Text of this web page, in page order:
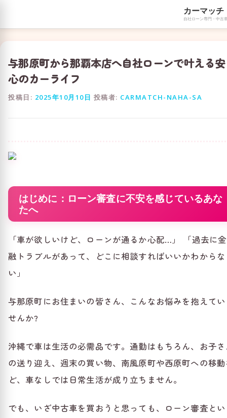
カーマッチ
自社ローン専門・中古
与那原町から那覇本店へ自社ローンで叶える安
心のカーライフ
投稿日: 2025年10月10日 投稿者: CARMATCH-NAHA-SA
はじめに：ローン審査に不安を感じているあな
たへ
「車が欲しいけど、ローンが通るか心配…」 「過去に金
融トラブルがあって、どこに相談すればいいかわからな
い」
与那原町にお住まいの皆さん、こんなお悩みを抱えて
せんか?
沖縄で車は生活の必需品です。通勤はもちろん、お子
の送り迎え、週末の買い物、南風原町や西原町への移
ど、車なしでは日常生活が成り立ちません。
でも、いざ中古車を買おうと思っても、ローン審査と